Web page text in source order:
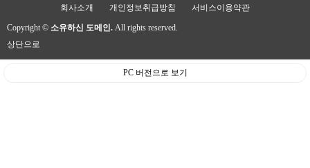
회사소개 개인정보취급방침 서비스이용약관
Copyright © 소유하신 도메인. All rights reserved.
상단으로
PC 버전으로 보기